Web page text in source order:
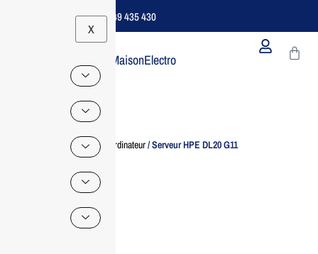
Support B2B Dédié | 06 49 435 430
X
MaisonElectro
Home Ordinateur/ Serveur HPE DL20 G11